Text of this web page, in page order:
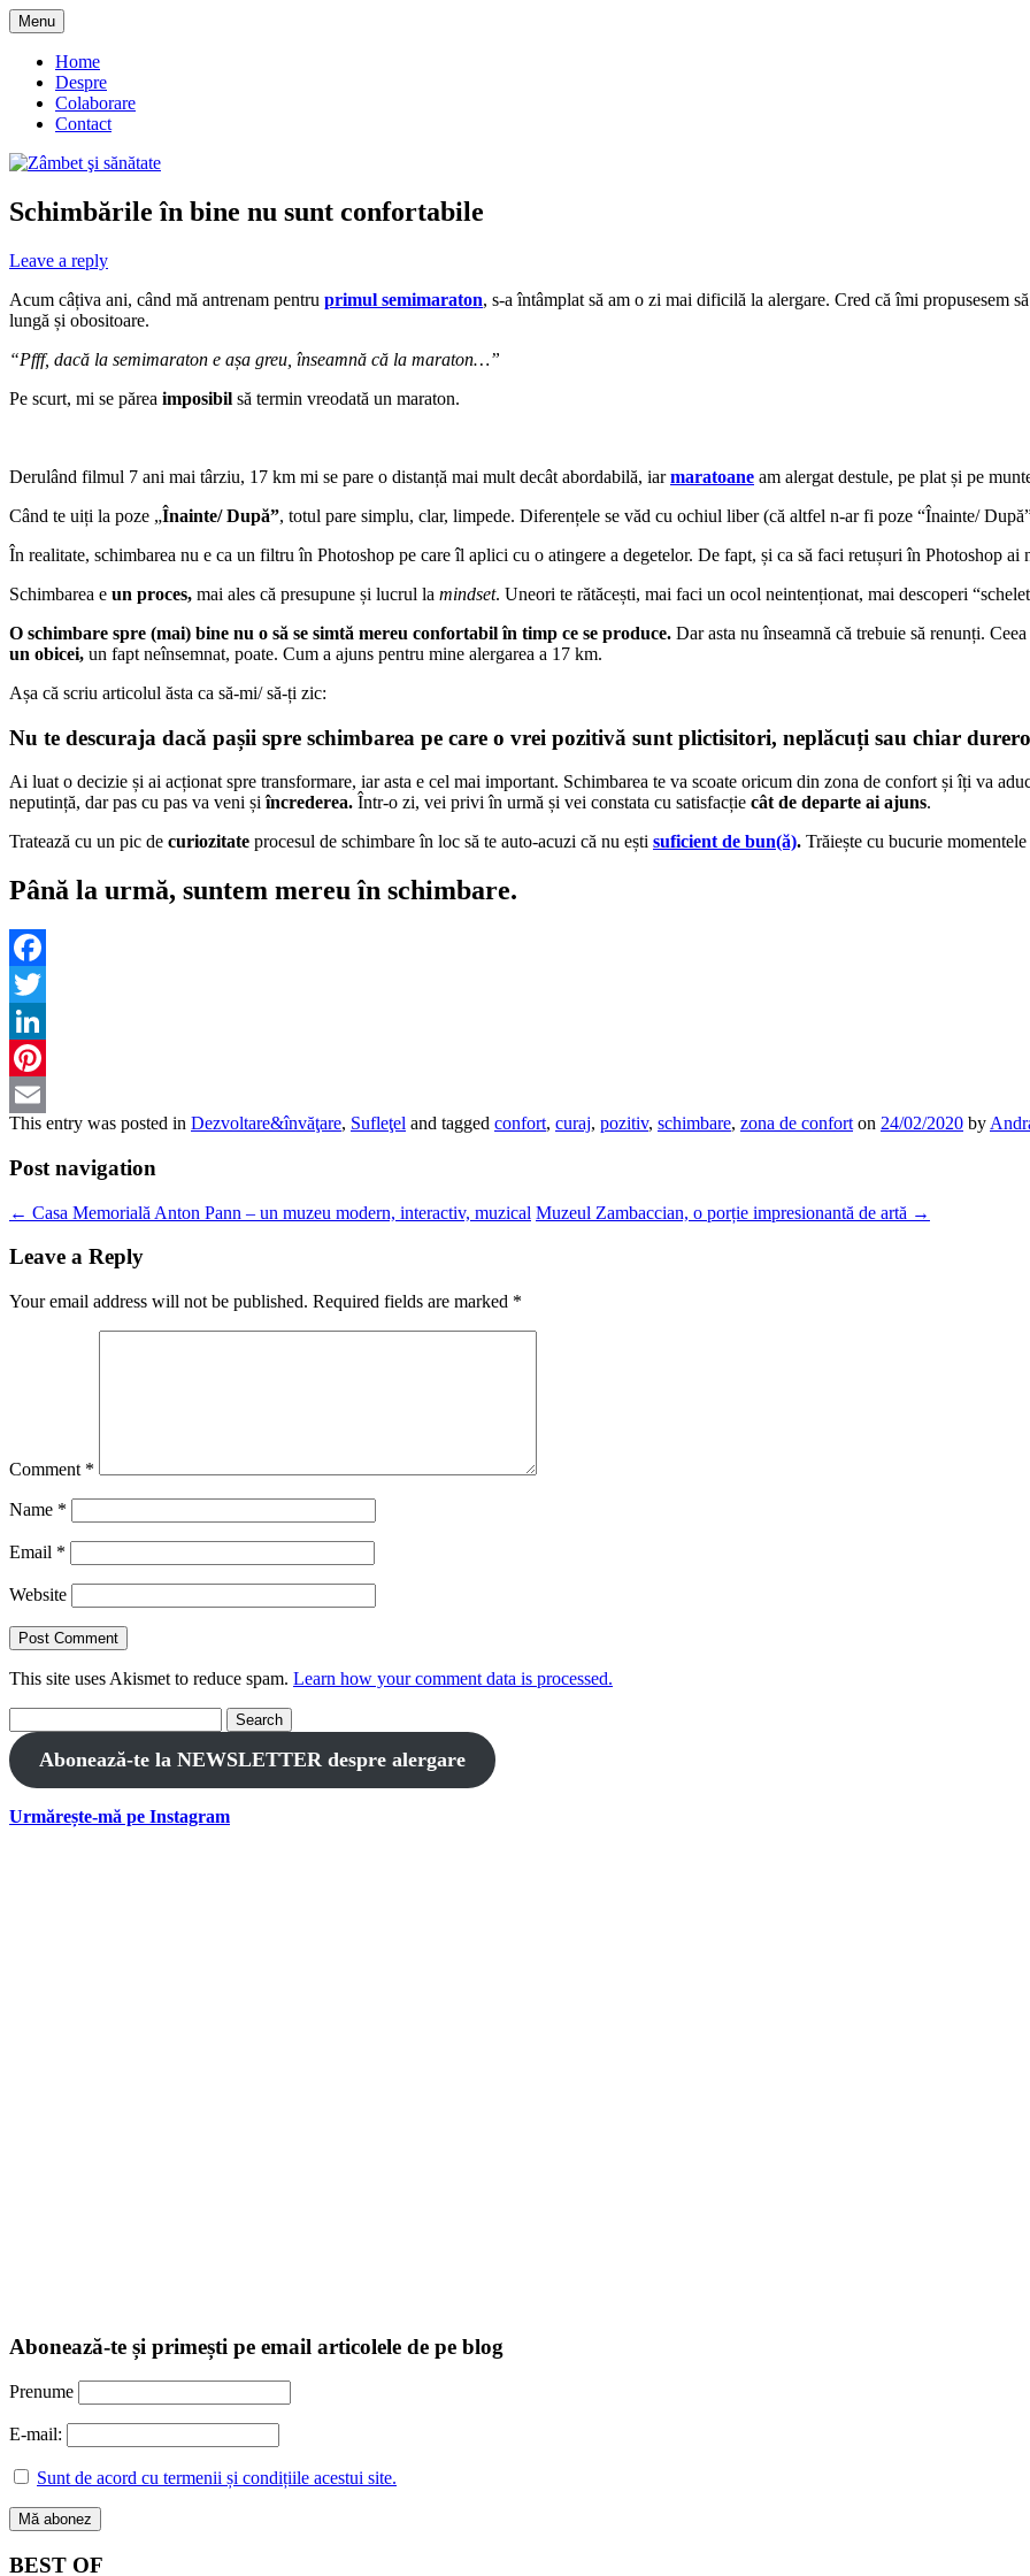
Skip
to
content
Zâmbet şi sănătate
Menu
Home
Despre
Colaborare
Contact
Schimbările în bine nu sunt confortabile
Leave a reply
Acum câțiva ani, când mă antrenam pentru primul semimaraton, s-a întâmplat să am o zi mai dificilă la alergare. Cred că îmi propusesem
lungă și obositoare.
“Pfff, dacă la semimaraton e așa greu, înseamnă că la maraton…”
Pe scurt, mi se părea imposibil să termin vreodată un maraton.
Derulând filmul 7 ani mai târziu, 17 km mi se pare o distanță mai mult decât abordabilă, iarmaratoane am alergat destule, pe plat și pe
Când te uiți la poze „Înainte/ După”, totul pare simplu, clar, limpede. Diferențele se văd cu ochiul liber (că altfel n-ar fi poze “Înainte/
În realitate, schimbarea nu e ca un filtru în Photoshop pe care îl aplici cu o atingere a degetelor. De fapt, și ca să faci retușuri în Photoshop ai
Schimbarea e un proces, mai ales că presupune și lucrul la mindset. Uneori te rătăcești, mai faci un ocol neintenționat, mai descoperi
O schimbare spre (mai) bine nu o să se simtă mereu confortabil în timp ce se produce. Dar asta nu înseamnă că trebuie să renunți.
un obicei, un fapt neînsemnat, poate. Cum a ajuns pentru mine alergarea a 17 km.
Așa că scriu articolul ăsta ca să-mi/ să-ți zic:
Nu te descuraja dacă pașii spre schimbarea pe care o vrei pozitivă sunt plictisitori, neplăcuți sau chiar
Ai luat o decizie și ai acționat spre transformare, iar asta e cel mai important. Schimbarea te va scoate oricum din zona de confort și îți va
neputință, dar pas cu pas va veni șiîncrederea. Într-o zi, vei privi în urmă și vei constata cu satisfacție cât de departe ai ajuns.
Tratează cu un pic de curiozitate procesul de schimbare în loc să te auto-acuzi că nu ești suficient de bun(ă). Trăiește cu bucurie
Până la urmă, suntem mereu în schimbare.
Facebook
Twitter
LinkedIn
Pinterest
Email
This entry was posted in Dezvoltare&învăţare, Sufleţel and tagged confort, curaj, pozitiv, schimbare, zona de confort on 24/02/2020 by
Post navigation
← Casa Memorială Anton Pann – un muzeu modern, interactiv, muzical Muzeul Zambaccian, o porție impresionantă de artă →
Leave a Reply
Your email address will not be published. Required fields are marked *
Comment *
Name *
Email *
Website
This site uses Akismet to reduce spam. Learn how your comment data is processed.
for:
Abonează-te la NEWSLETTER despre alergare
Urmărește-mă pe Instagram
Abonează-te și primești pe email articolele de pe blog
Prenume
E-mail:
Sunt de acord cu termenii și condițiile acestui site.
BEST OF